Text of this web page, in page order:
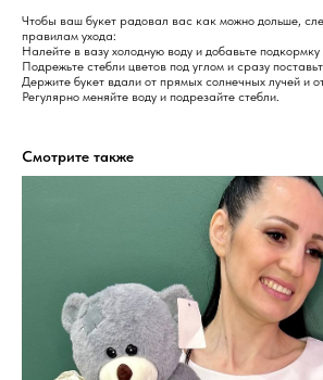
Чтобы ваш букет радовал вас как можно дольше,
правилам ухода:
Налейте в вазу холодную воду и добавьте
Подрежьте стебли цветов под углом и сразу
Держите букет вдали от прямых солнечных лучей и
Регулярно меняйте воду и подрезайте стебли.
Смотрите также